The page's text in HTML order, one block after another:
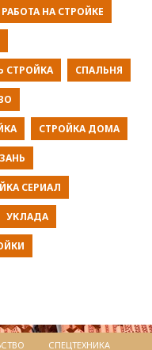
РАБОТА НА СТРОЙКЕ
СТРОЙКА СПАЛЬНЯ
СТРОЙКА ДОМА
СЕРИАЛ
УКЛАДА
СПЕЦТЕХНИКА